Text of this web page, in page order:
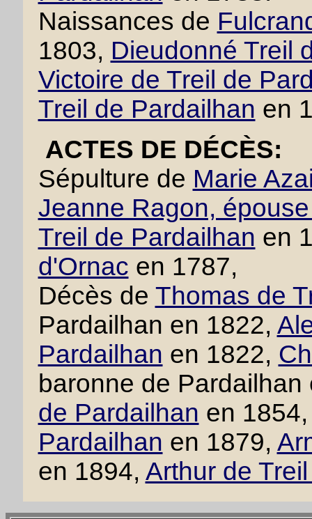
Naissances de
1803, Dieudonné Treil
Victoire de Treil de
Treil de Pardailhan en
ACTES DE DÉCÈS:
Sépulture de Marie
Jeanne Ragon,
Treil de Pardailhan en
d'Ornac en 1787,
Décès de Thomas de
Pardailhan en 1822,
Pardailhan en 1822,
baronne de
de Pardailhan en
Pardailhan en 1879,
en 1894, Arthur de